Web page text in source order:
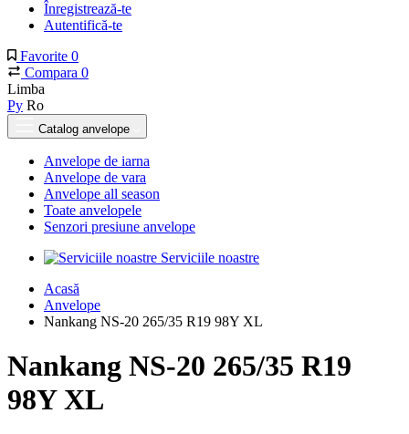
Înregistrează-te
Autentifică-te
Favorite 0
Compara 0
Limba
Ру Ro
Catalog anvelope
Anvelope de iarna
Anvelope de vara
Anvelope all season
Toate anvelopele
Senzori presiune anvelope
Serviciile noastre
Acasă
Anvelope
Nankang NS-20 265/35 R19 98Y XL
Nankang NS-20 265/35 R19
98Y XL